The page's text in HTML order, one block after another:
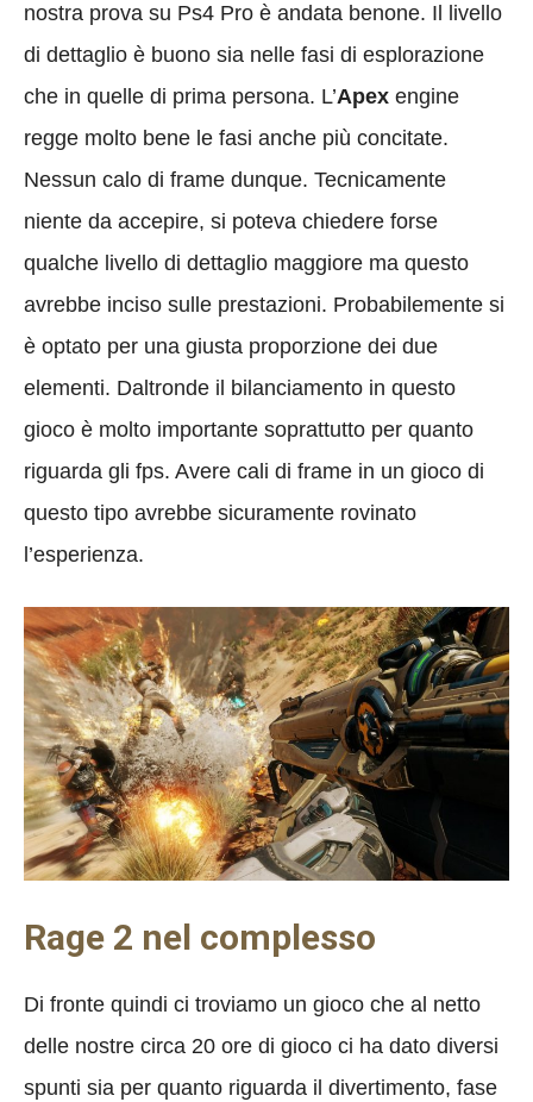
nostra prova su Ps4 Pro è andata benone. Il livello
di dettaglio è buono sia nelle fasi di esplorazione
che in quelle di prima persona. L’Apex engine
regge molto bene le fasi anche più concitate.
Nessun calo di frame dunque. Tecnicamente
niente da accepire, si poteva chiedere forse
qualche livello di dettaglio maggiore ma questo
avrebbe inciso sulle prestazioni. Probabilemente si
è optato per una giusta proporzione dei due
elementi. Daltronde il bilanciamento in questo
gioco è molto importante soprattutto per quanto
riguarda gli fps. Avere cali di frame in un gioco di
questo tipo avrebbe sicuramente rovinato
l’esperienza.
Rage 2 nel complesso
Di fronte quindi ci troviamo un gioco che al netto
delle nostre circa 20 ore di gioco ci ha dato diversi
spunti sia per quanto riguarda il divertimento, fase